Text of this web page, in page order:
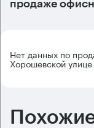
продаже
Нет данных по
Хорошевской